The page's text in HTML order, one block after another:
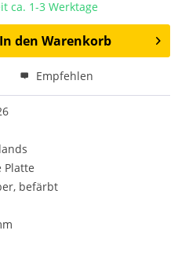
ca. 1-3 Werktage
In den Warenkorb
Empfehlen
Platte
befärbt